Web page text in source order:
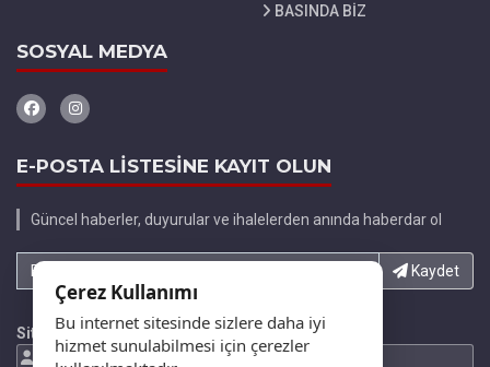
BASINDA BİZ
SOSYAL MEDYA
E-POSTA LİSTESİNE KAYIT OLUN
Güncel haberler, duyurular ve ihalelerden anında haberdar ol
E-Posta adresinizi yazın... Kaydet
Site İstatistikleri
693549 Ziyaretci 847904 Gösterim
Çerez Kullanımı
Bu internet sitesinde sizlere daha iyi
hizmet sunulabilmesi için çerezler